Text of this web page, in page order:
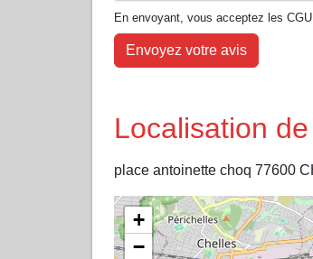
En envoyant, vous acceptez les
Envoyez votre avis
Localisation
place antoinette choq 77600
+
−